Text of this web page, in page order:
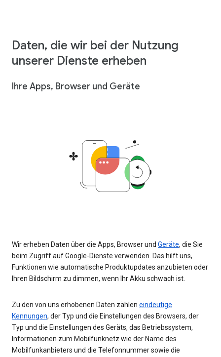
Daten, die wir bei der Nutzung
unserer Dienste erheben
Ihre Apps, Browser und Geräte
Wir erheben Daten über die Apps, Browser und Geräte, die Sie
beim Zugriff auf Google-Dienste verwenden. Das hilft uns,
Funktionen wie automatische Produktupdates anzubieten oder
Ihren Bildschirm zu dimmen, wenn Ihr Akku schwach ist.
Zu den von uns erhobenen Daten zählen eindeutige
Kennungen, der Typ und die Einstellungen des Browsers, der
Typ und die Einstellungen des Geräts, das Betriebssystem,
Informationen zum Mobilfunknetz wie der Name des
Mobilfunkanbieters und die Telefonnummer sowie die